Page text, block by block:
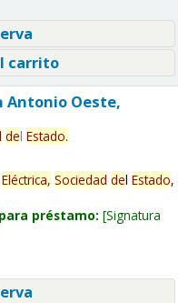
carrito
Antonio Oeste,
del Estado.
Eléctrica, Sociedad del Estado,
préstamo: Signatura